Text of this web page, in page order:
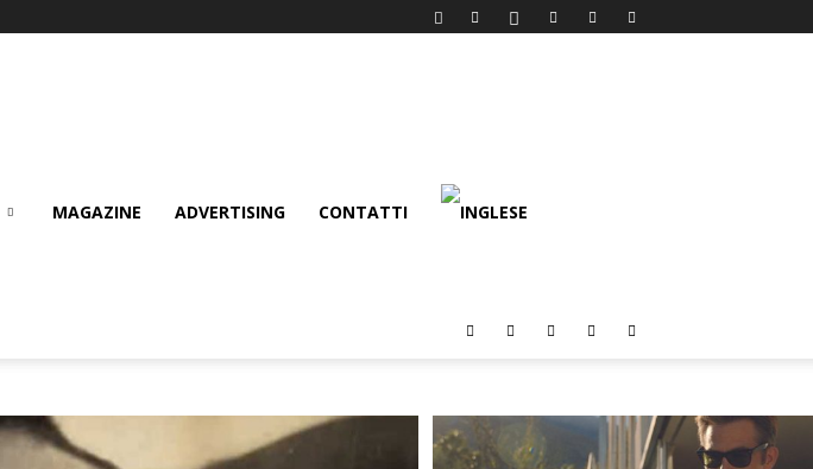
MAGAZINE ADVERTISING CONTATTI